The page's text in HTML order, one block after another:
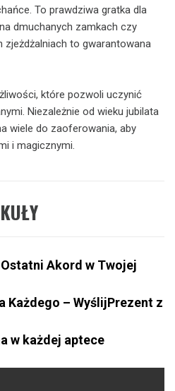
To prawdziwa gratka dla
dmuchanych zamkach czy
zjeżdżalniach to gwarantowana
które pozwoli uczynić
Niezależnie od wieku jubilata
wiele do zaoferowania, aby
i magicznymi.
Akord w Twojej
Każdego – WyślijPrezent z
w każdej aptece